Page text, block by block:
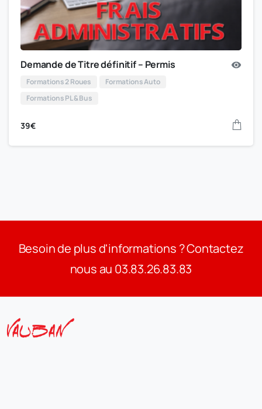
Demande de Titre définitif – Permis
Formations 2 Roues
Formations Auto
Formations PL & Bus
39€
Besoin de plus d'informations ? Contactez
nous au 03.83.26.83.83